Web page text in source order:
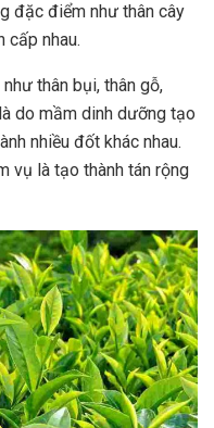
đặc điểm như thân cây
cấp nhau.
thân bụi, thân gỗ,
do mầm dinh dưỡng tạo
nhiều đốt khác nhau.
vụ là tạo thành tán rộng